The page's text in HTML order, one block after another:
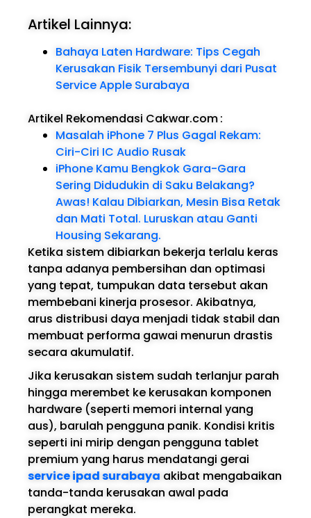
Artikel Lainnya:
Bahaya Laten Hardware: Tips Cegah
Kerusakan Fisik Tersembunyi dari Pusat
Service Apple Surabaya
Artikel Rekomendasi Cakwar.com:
Masalah iPhone 7 Plus Gagal Rekam:
Ciri-Ciri IC Audio Rusak
iPhone Kamu Bengkok Gara-Gara
Sering Didudukin di Saku Belakang?
Awas! Kalau Dibiarkan, Mesin Bisa Retak
dan Mati Total. Luruskan atau Ganti
Housing Sekarang.
Ketika sistem dibiarkan bekerja terlalu keras
tanpa adanya pembersihan dan optimasi
yang tepat, tumpukan data tersebut akan
membebani kinerja prosesor. Akibatnya,
arus distribusi daya menjadi tidak stabil dan
membuat performa gawai menurun drastis
secara akumulatif.
Jika kerusakan sistem sudah terlanjur parah
hingga merembet ke kerusakan komponen
hardware (seperti memori internal yang
aus), barulah pengguna panik. Kondisi kritis
seperti ini mirip dengan pengguna tablet
premium yang harus mendatangi gerai
service ipad surabaya akibat mengabaikan
tanda-tanda kerusakan awal pada
perangkat mereka.